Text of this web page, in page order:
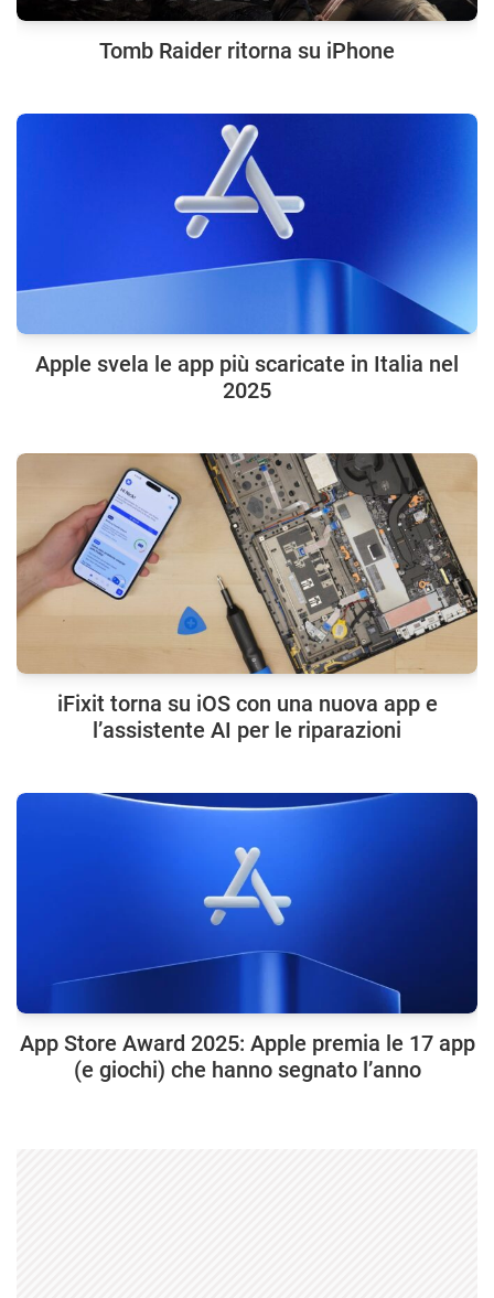
Tomb Raider ritorna su iPhone
Apple svela le app più scaricate in Italia nel
2025
iFixit torna su iOS con una nuova app e
l’assistente AI per le riparazioni
App Store Award 2025: Apple premia le 17 app
(e giochi) che hanno segnato l’anno